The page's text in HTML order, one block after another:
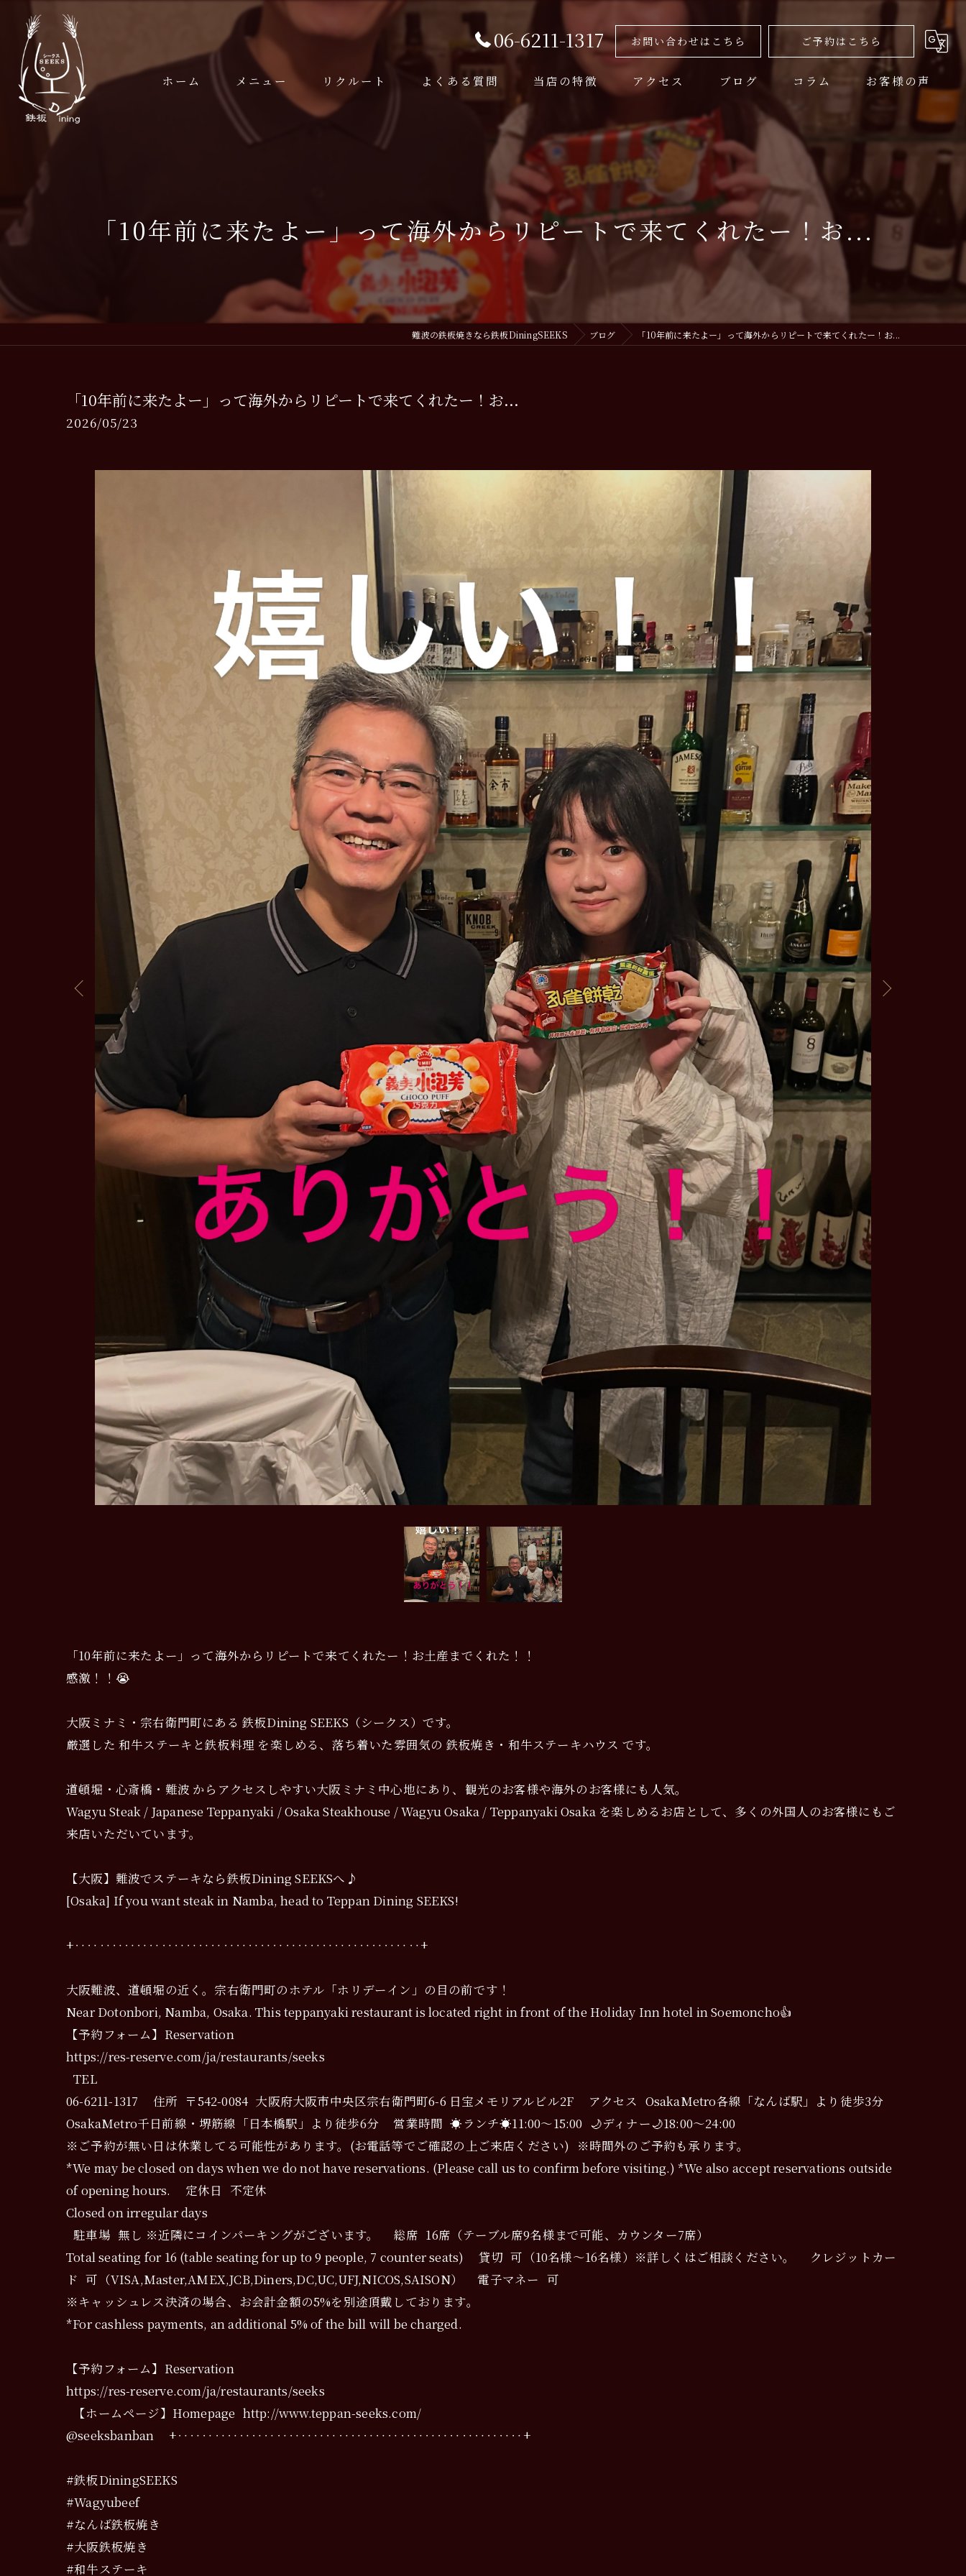
06-6211-1317 お問い合わせはこちら ご予約はこちら
ホーム メニュー
メニュー
リクルート よくある質問 当店の特徴
美味しい
コース
ディナー
デート
おしゃれ
アクセス ブログ コラム お客様の声
「10年前に来たよー」って海外からリピートで来てくれたー！お...
難波の鉄板焼きなら鉄板DiningSEEKS ブログ 「10年前に来たよー」って海外からリピートで来てくれたー！お...
「10年前に来たよー」って海外からリピートで来てくれたー！お...
2026/05/23
「10年前に来たよー」って海外からリピートで来てくれたー！お土産までくれた！！
感激！！😭
大阪ミナミ・宗右衛門町にある 鉄板Dining SEEKS（シークス）です。
厳選した 和牛ステーキと鉄板料理 を楽しめる、落ち着いた雰囲気の 鉄板焼き・和牛ステーキハウス です。
道頓堀・心斎橋・難波 からアクセスしやすい大阪ミナミ中心地にあり、観光のお客様や海外のお客様にも人気。
Wagyu Steak / Japanese Teppanyaki / Osaka Steakhouse / Wagyu Osaka / Teppanyaki Osaka を楽しめるお店として、多くの外国人のお客様にもご
来店いただいています。
【大阪】難波でステーキなら鉄板Dining SEEKSへ♪
[Osaka] If you want steak in Namba, head to Teppan Dining SEEKS!
+‥‥‥‥‥‥‥‥‥‥‥‥‥‥‥‥‥‥‥‥‥‥‥‥‥‥‥‥+
大阪難波、道頓堀の近く。宗右衛門町のホテル「ホリデーイン」の目の前です！
Near Dotonbori, Namba, Osaka. This teppanyaki restaurant is located right in front of the Holiday Inn hotel in Soemoncho👍
【予約フォーム】Reservation
https://res-reserve.com/ja/restaurants/seeks
TEL
06-6211-1317 住所 〒542-0084 大阪府大阪市中央区宗右衛門町6-6 日宝メモリアルビル2F アクセス OsakaMetro各線「なんば駅」より徒歩3分
OsakaMetro千日前線・堺筋線「日本橋駅」より徒歩6分 営業時間 ☀️ランチ☀️11:00〜15:00 🌙ディナー🌙18:00〜24:00
※ご予約が無い日は休業してる可能性があります。(お電話等でご確認の上ご来店ください) ※時間外のご予約も承ります。
*We may be closed on days when we do not have reservations. (Please call us to confirm before visiting.) *We also accept reservations outside
of opening hours. 定休日 不定休
Closed on irregular days
駐車場 無し ※近隣にコインパーキングがございます。 総席 16席（テーブル席9名様まで可能、カウンター7席）
Total seating for 16 (table seating for up to 9 people, 7 counter seats) 貸切 可（10名様～16名様）※詳しくはご相談ください。 クレジットカー
ド 可（VISA,Master,AMEX,JCB,Diners,DC,UC,UFJ,NICOS,SAISON） 電子マネー 可
※キャッシュレス決済の場合、お会計金額の5%を別途頂戴しております。
*For cashless payments, an additional 5% of the bill will be charged.
【予約フォーム】Reservation
https://res-reserve.com/ja/restaurants/seeks
【ホームページ】Homepage http://www.teppan-seeks.com/
@seeksbanban +‥‥‥‥‥‥‥‥‥‥‥‥‥‥‥‥‥‥‥‥‥‥‥‥‥‥‥‥+
#鉄板DiningSEEKS
#Wagyubeef
#なんば鉄板焼き
#大阪鉄板焼き
#和牛ステーキ